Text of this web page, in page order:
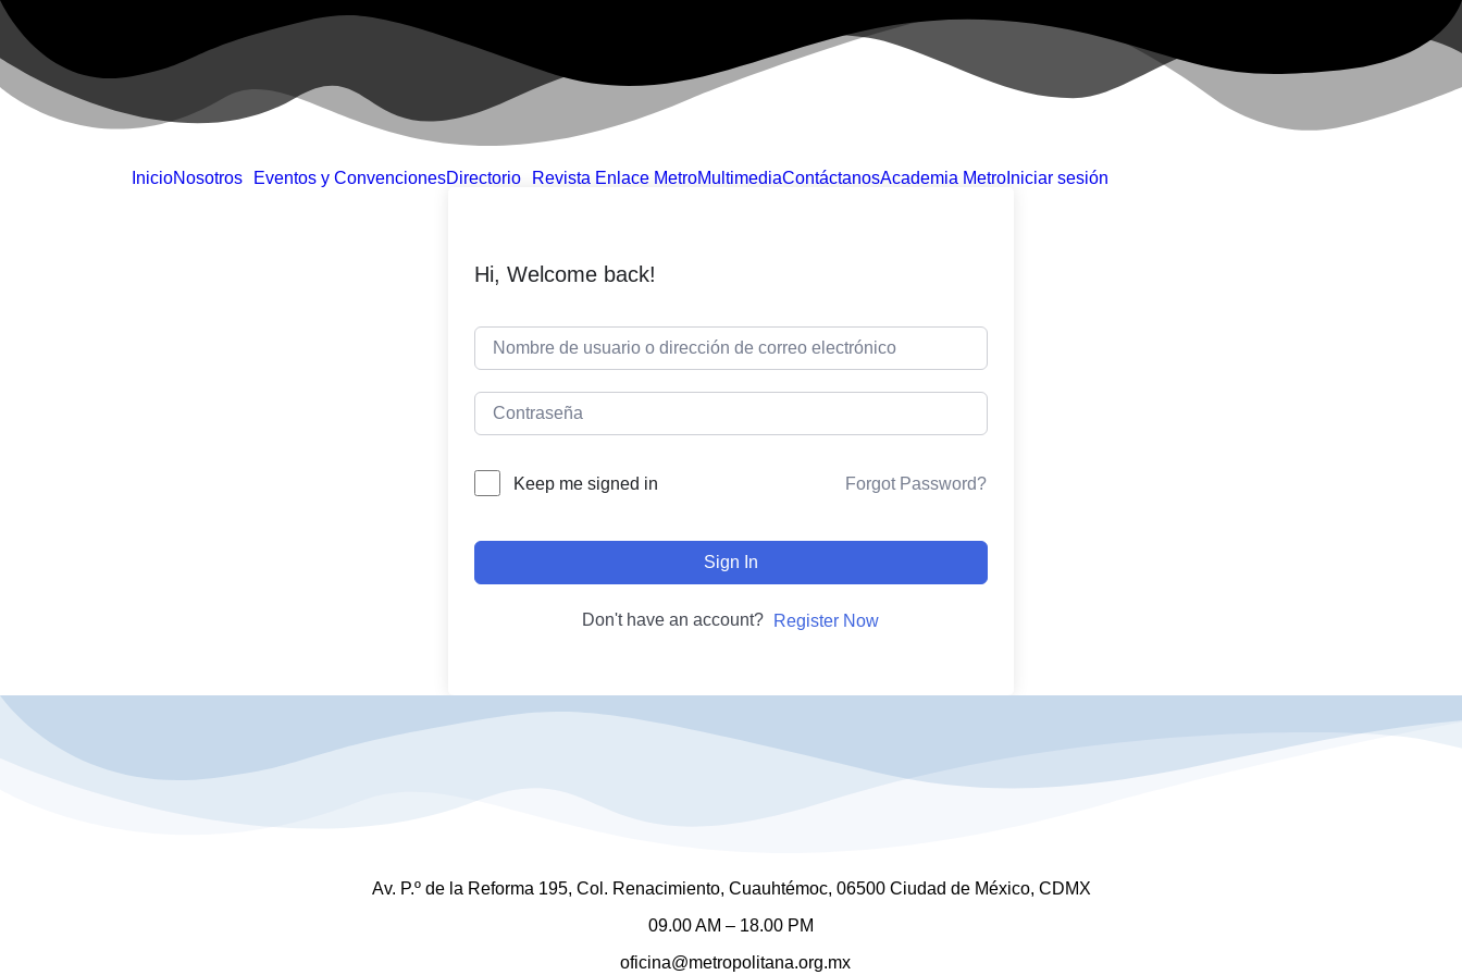
InicioNosotros Eventos y ConvencionesDirectorio Revista Enlace MetroMultimediaContáctanosAcademia Metro Iniciar sesión
Hi, Welcome back!
Keep me signed in Forgot Password?
Sign In
Don't have an account? Register Now
Av. P.º de la Reforma 195, Col. Renacimiento, Cuauhtémoc, 06500 Ciudad de México, CDMX
09.00 AM – 18.00 PM
oficina@metropolitana.org.mx